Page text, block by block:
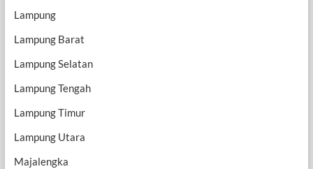
Lampung
Lampung Barat
Lampung Selatan
Lampung Tengah
Lampung Timur
Lampung Utara
Majalengka